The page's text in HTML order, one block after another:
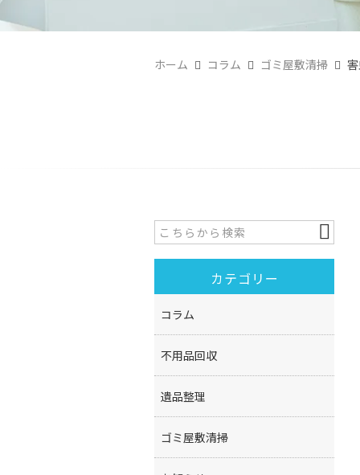
ホーム コラム ゴミ屋敷清掃
カテゴリー
コラム
不用品回収
遺品整理
ゴミ屋敷清掃